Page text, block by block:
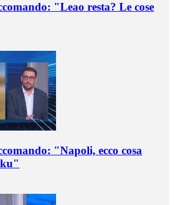
"Leao resta? Le cose
"Napoli, ecco cosa